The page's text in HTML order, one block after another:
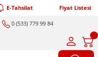
E-Tahsilat Fiyat Listesi
0 (533) 779 99 84